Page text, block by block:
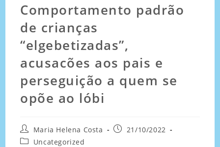
Comportamento padrão
de crianças
“elgebetizadas”,
acusacões aos pais e
perseguição a quem se
opõe ao lóbi
Maria Helena Costa
21/10/2022
Uncategorized